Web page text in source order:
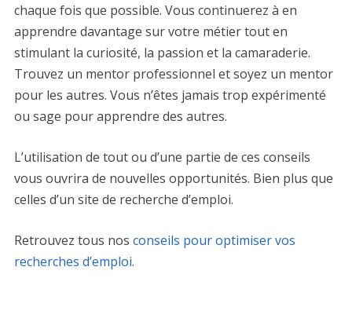
chaque fois que possible. Vous continuerez à en
apprendre davantage sur votre métier tout en
stimulant la curiosité, la passion et la camaraderie.
Trouvez un mentor professionnel et soyez un mentor
pour les autres. Vous n’êtes jamais trop expérimenté
ou sage pour apprendre des autres.
L’utilisation de tout ou d’une partie de ces conseils
vous ouvrira de nouvelles opportunités. Bien plus que
celles d’un site de recherche d’emploi.
Retrouvez tous nos conseils pour optimiser vos
recherches d’emploi.